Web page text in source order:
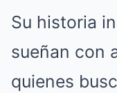
Su historia
sueñan con
quienes